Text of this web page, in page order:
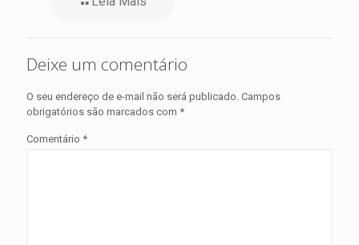
Deixe um comentário
O seu endereço de e-mail não será publicado. Campos
obrigatórios são marcados com *
Comentário *